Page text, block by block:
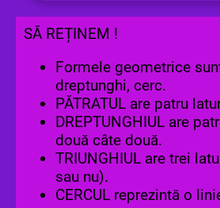
SĂ REȚINEM !
Formele geometrice
dreptunghi, cerc.
PĂTRATUL are patru
DREPTUNGHIUL are
două câte două.
TRIUNGHIUL are trei
sau nu).
CERCUL reprezintă o